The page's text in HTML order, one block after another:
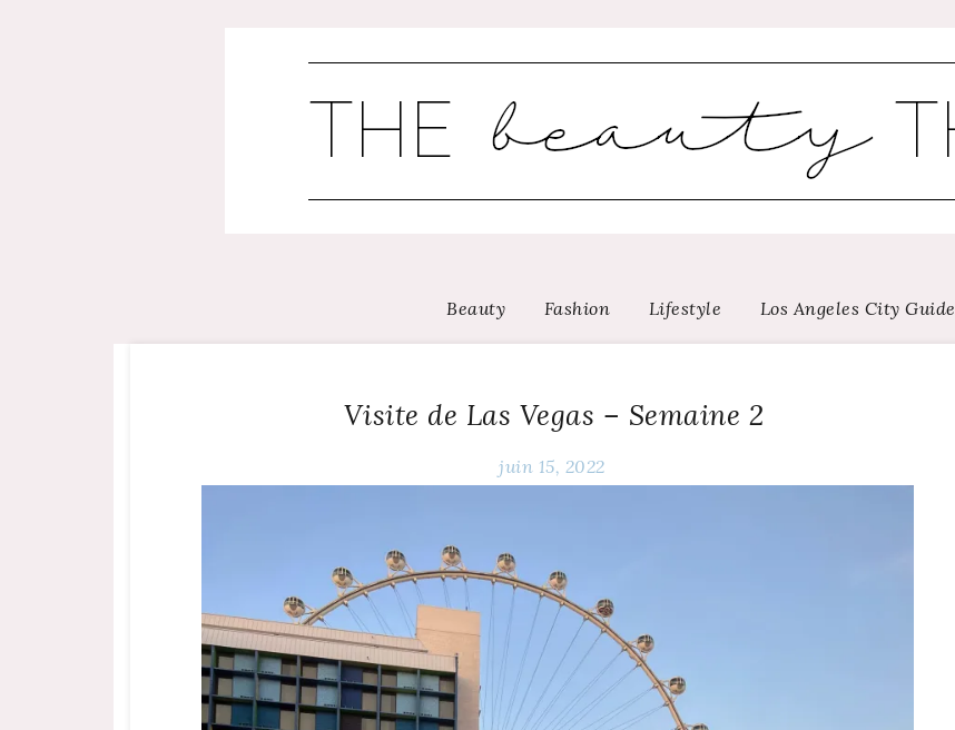
Beauty Fashion Lifestyle Los Angeles City Guide
Visite de Las Vegas – Semaine 2
juin 15, 2022